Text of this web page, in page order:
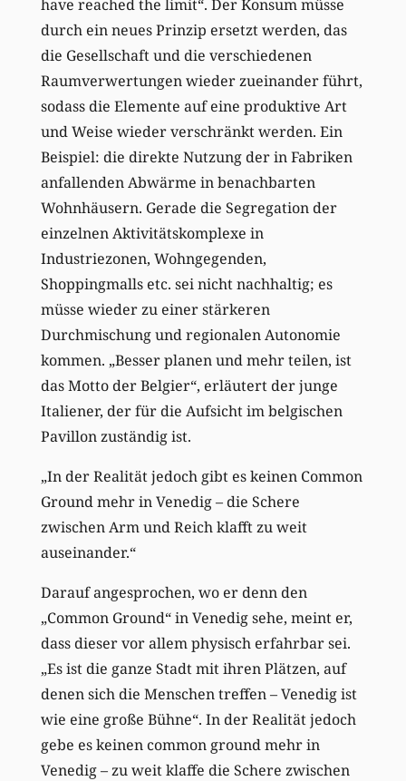
have reached the limit“. Der Konsum müsse
durch ein neues Prinzip ersetzt werden, das
die Gesellschaft und die verschiedenen
Raumverwertungen wieder zueinander führt,
sodass die Elemente auf eine produktive Art
und Weise wieder verschränkt werden. Ein
Beispiel: die direkte Nutzung der in Fabriken
anfallenden Abwärme in benachbarten
Wohnhäusern. Gerade die Segregation der
einzelnen Aktivitätskomplexe in
Industriezonen, Wohngegenden,
Shoppingmalls etc. sei nicht nachhaltig; es
müsse wieder zu einer stärkeren
Durchmischung und regionalen Autonomie
kommen. „Besser planen und mehr teilen, ist
das Motto der Belgier“, erläutert der junge
Italiener, der für die Aufsicht im belgischen
Pavillon zuständig ist.
„In der Realität jedoch gibt es keinen Common
Ground mehr in Venedig – die Schere
zwischen Arm und Reich klafft zu weit
auseinander.“
Darauf angesprochen, wo er denn den
„Common Ground“ in Venedig sehe, meint er,
dass dieser vor allem physisch erfahrbar sei.
„Es ist die ganze Stadt mit ihren Plätzen, auf
denen sich die Menschen treffen – Venedig ist
wie eine große Bühne“. In der Realität jedoch
gebe es keinen common ground mehr in
Venedig – zu weit klaffe die Schere zwischen